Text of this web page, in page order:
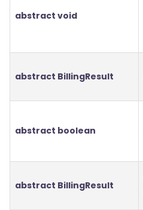
abstract void
abstract BillingResult
abstract boolean
abstract BillingResult